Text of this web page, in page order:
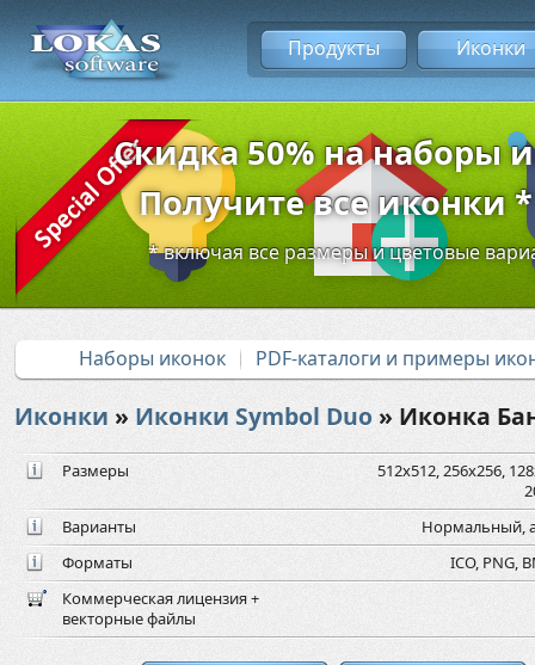
Продукты Иконки
Скидка 50% на наборы
Получите все иконки
* включая все размеры и цветовые
Наборы иконок PDF-каталоги и примеры
Иконки » Иконки Symbol Duo » Иконка
Размеры
512x512, 256x256,
Варианты
Нормальный,
Форматы
ICO, PNG,
Коммерческая лицензия +
векторные файлы